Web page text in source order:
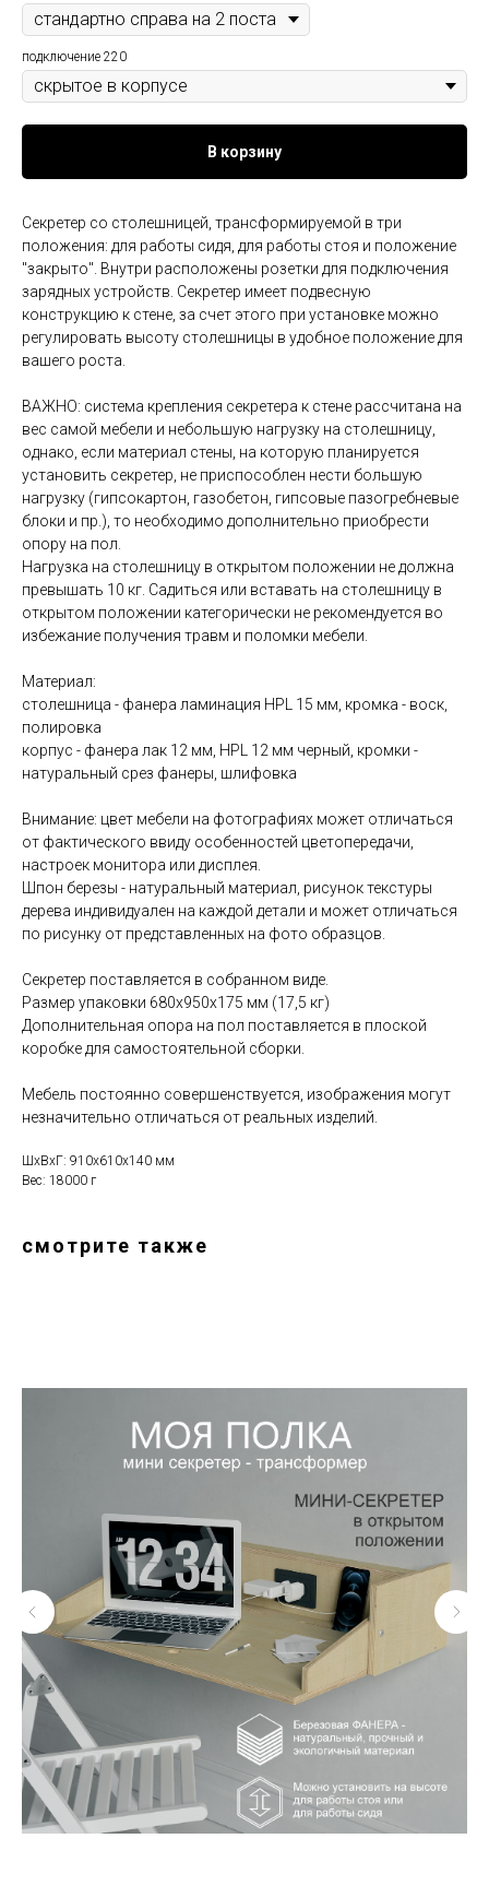
подключение 220
В корзину
Секретер со столешницей, трансформируемой в три
положения: для работы сидя, для работы стоя и положение
"закрыто". Внутри расположены розетки для подключения
зарядных устройств. Секретер имеет подвесную
конструкцию к стене, за счет этого при установке можно
регулировать высоту столешницы в удобное положение для
вашего роста.
ВАЖНО: система крепления секретера к стене рассчитана на
вес самой мебели и небольшую нагрузку на столешницу,
однако, если материал стены, на которую планируется
установить секретер, не приспособлен нести большую
нагрузку (гипсокартон, газобетон, гипсовые пазогребневые
блоки и пр.), то необходимо дополнительно приобрести
опору на пол.
Нагрузка на столешницу в открытом положении не должна
превышать 10 кг. Садиться или вставать на столешницу в
открытом положении категорически не рекомендуется во
избежание получения травм и поломки мебели.
Материал:
столешница - фанера ламинация HPL 15 мм, кромка - воск,
полировка
корпус - фанера лак 12 мм, HPL 12 мм черный, кромки -
натуральный срез фанеры, шлифовка
Внимание: цвет мебели на фотографиях может отличаться
от фактического ввиду особенностей цветопередачи,
настроек монитора или дисплея.
Шпон березы - натуральный материал, рисунок текстуры
дерева индивидуален на каждой детали и может отличаться
по рисунку от представленных на фото образцов.
Секретер поставляется в собранном виде.
Размер упаковки 680х950х175 мм (17,5 кг)
Дополнительная опора на пол поставляется в плоской
коробке для самостоятельной сборки.
Мебель постоянно совершенствуется, изображения могут
незначительно отличаться от реальных изделий.
ШxВxГ: 910x610x140 мм
Вес: 18000 г
смотрите также